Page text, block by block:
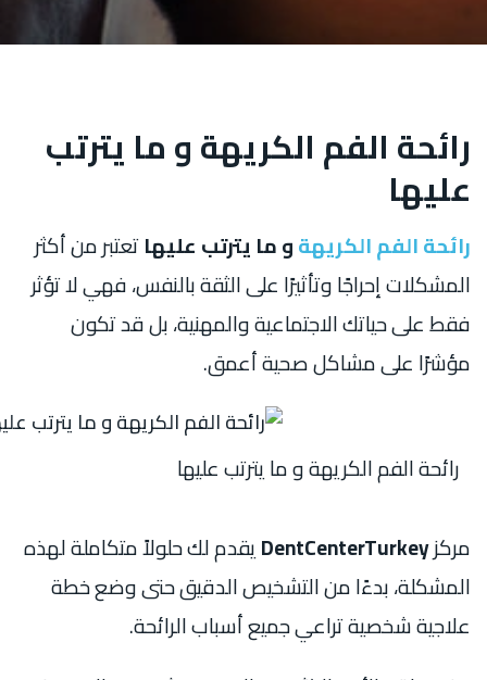
رائحة الفم الكريهة و ما يترتب
عليها
رائحة الفم الكريهةو ما يترتب عليهاتعتبر من أكثر
المشكلات إحراجًا وتأثيرًا على الثقة بالنفس، فهي لا تؤثر
فقط على حياتك الاجتماعية والمهنية، بل قد تكون
مؤشرًا على مشاكل صحية أعمق.
رائحة الفم الكريهة و ما يترتب عليها
مركزDentCenterTurkeyيقدم لك حلولاً متكاملة لهذه
المشكلة، بدءًا من التشخيص الدقيق حتى وضع خطة
علاجية شخصية تراعي جميع أسباب الرائحة.